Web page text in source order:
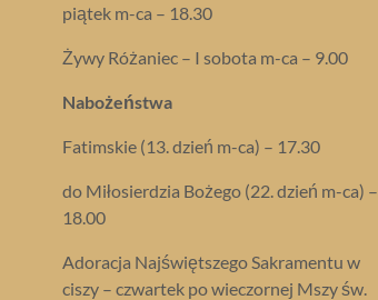
piątek m-ca – 18.30
Żywy Różaniec – I sobota m-ca – 9.00
Nabożeństwa
Fatimskie (13. dzień m-ca) – 17.30
do Miłosierdzia Bożego (22. dzień m-ca) –
18.00
Adoracja Najświętszego Sakramentu w
ciszy – czwartek po wieczornej Mszy św.